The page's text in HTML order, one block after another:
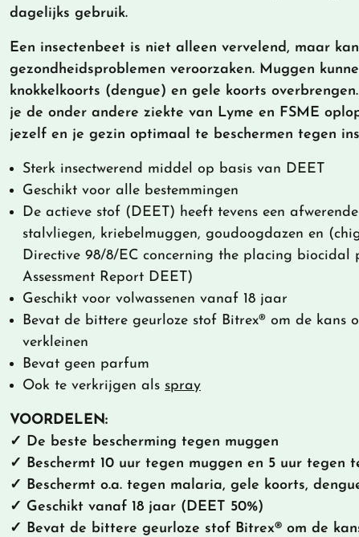
dagelijks gebruik.
Een insectenbeet is niet alleen vervelend, maar
gezondheidsproblemen veroorzaken. Muggen
knokkelkoorts (dengue) en gele koorts
je de onder andere ziekte van Lyme en FSME
jezelf en je gezin optimaal te beschermen tegen
Sterk insectwerend middel op basis van DEET
Geschikt voor alle bestemmingen
De actieve stof (DEET) heeft tevens een
stalvliegen, kriebelmuggen, goudoogdazen en
Directive 98/8/EC concerning the placing biocidal
Assessment Report DEET)
Geschikt voor volwassenen vanaf 18 jaar
Bevat de bittere geurloze stof Bitrex® om de kans
verkleinen
Bevat geen parfum
Ook te verkrijgen als spray
VOORDELEN:
✓ De beste bescherming tegen muggen
✓ Beschermt 10 uur tegen muggen en 5 uur tegen
✓ Beschermt o.a. tegen malaria, gele koorts,
✓ Geschikt vanaf 18 jaar (DEET 50%)
✓ Bevat de bittere geurloze stof Bitrex® om de